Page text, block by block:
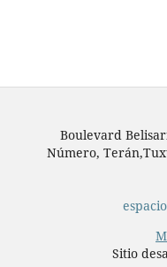
Boulevard
Número,
Sitio